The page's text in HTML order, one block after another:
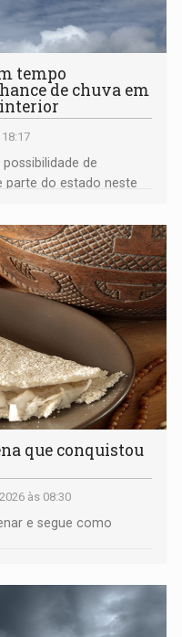
tempo
de chuva em
interior
de
parte do estado neste
que conquistou
às 08:30
e segue como